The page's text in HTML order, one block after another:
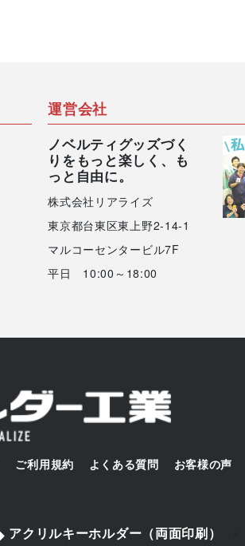
運営会社
ノベルティグッズづく
りをもっと楽しく、も
っと自由に。
株式会社リアライズ
東京都台東区東上野2-14-1
マルコーセンタービル7F
平日 10:00～18:00
ご利用規約 よくある質問 お客様の声
アクリルキーホルダー（両面印刷）